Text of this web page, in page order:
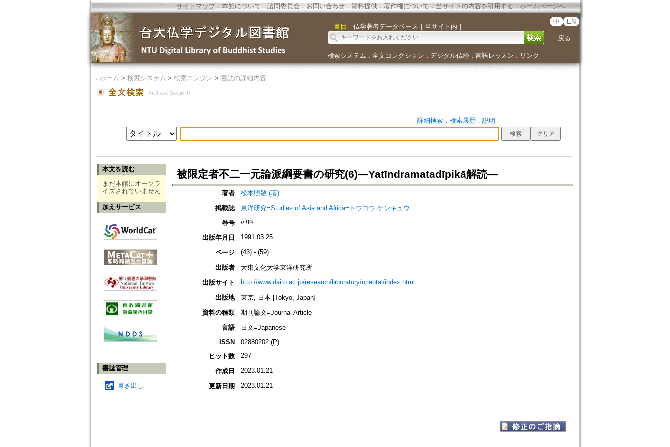
サイトマップ．本館について ． 諮問委員会． お問い合わせ． 資料提供． 著作権について．当サイトの内容を引用する ． ホームページへ
｜ 書目 ｜ 仏学著者データベース ｜ 当サイト内 ｜
中 EN
戻る
検索システム ． 全文コレクション ． デジタル仏経． 言語レッスン ． リンク
． ホーム > 検索システム > 検索エンジン > 書誌の詳細内容
詳細検索． 検索履歴． 説明
本文を読む
まだ本館にオーソラ
イズされていません
加えサービス
書誌管理
書き出し
被限定者不二一元論派綱要書の研究(6)―Yatīndramatadīpikā解読―
著者
松本照敬 (著)
掲載誌
東洋研究=Studies of Asia and Africa=トウヨウ ケンキュウ
巻号
v.99
出版年月日 1991.03.25
ページ (43) - (59)
出版者
大東文化大学東洋研究所
出版サイト
http://www.daito.ac.jp/research/laboratory/oriental/index.html
出版地
東京, 日本 [Tokyo, Japan]
資料の種類
期刊論文=Journal Article
言語
日文=Japanese
ISSN
02880202 (P)
ヒット数
297
作成日 2023.01.21
更新日期 2023.01.21